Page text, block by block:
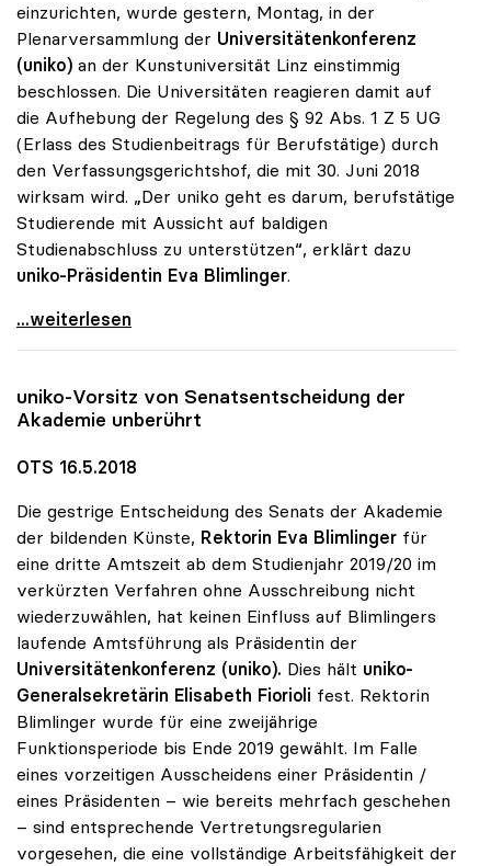
einzurichten, wurde gestern, Montag, in der
Plenarversammlung der Universitätenkonferenz
(uniko) an der Kunstuniversität Linz einstimmig
beschlossen. Die Universitäten reagieren damit auf
die Aufhebung der Regelung des § 92 Abs. 1 Z 5 UG
(Erlass des Studienbeitrags für Berufstätige) durch
den Verfassungsgerichtshof, die mit 30. Juni 2018
wirksam wird. „Der uniko geht es darum, berufstätige
Studierende mit Aussicht auf baldigen
Studienabschluss zu unterstützen“, erklärt dazu
uniko-Präsidentin Eva Blimlinger.
uniko-Empfehlung zu Studienbeiträgen von
...weiterlesen
uniko-Vorsitz von Senatsentscheidung der
Akademie unberührt
OTS 16.5.2018
Die gestrige Entscheidung des Senats der Akademie
der bildenden Künste, Rektorin Eva Blimlinger für
eine dritte Amtszeit ab dem Studienjahr 2019/20 im
verkürzten Verfahren ohne Ausschreibung nicht
wiederzuwählen, hat keinen Einfluss auf Blimlingers
laufende Amtsführung als Präsidentin der
Universitätenkonferenz (uniko). Dies hält uniko-
Generalsekretärin Elisabeth Fiorioli fest. Rektorin
Blimlinger wurde für eine zweijährige
Funktionsperiode bis Ende 2019 gewählt. Im Falle
eines vorzeitigen Ausscheidens einer Präsidentin /
eines Präsidenten – wie bereits mehrfach geschehen
– sind entsprechende Vertretungsregularien
vorgesehen, die eine vollständige Arbeitsfähigkeit der